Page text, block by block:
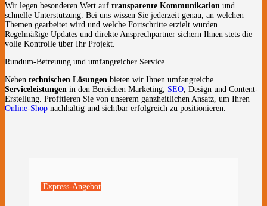
Wir legen besonderen Wert auf transparente Kommunikation und
schnelle Unterstützung. Bei uns wissen Sie jederzeit genau, an welchen
Themen gearbeitet wird und welche Fortschritte erzielt wurden.
Regelmäßige Updates und direkte Ansprechpartner sichern Ihnen stets die
volle Kontrolle über Ihr Projekt.
Rundum-Betreuung und umfangreicher Service
Neben technischen Lösungen bieten wir Ihnen umfangreiche
Serviceleistungen in den Bereichen Marketing, SEO , Design und Content-
Erstellung. Profitieren Sie von unserem ganzheitlichen Ansatz, um Ihren
Online-Shop nachhaltig und sichtbar erfolgreich zu positionieren.
Express-Angebot